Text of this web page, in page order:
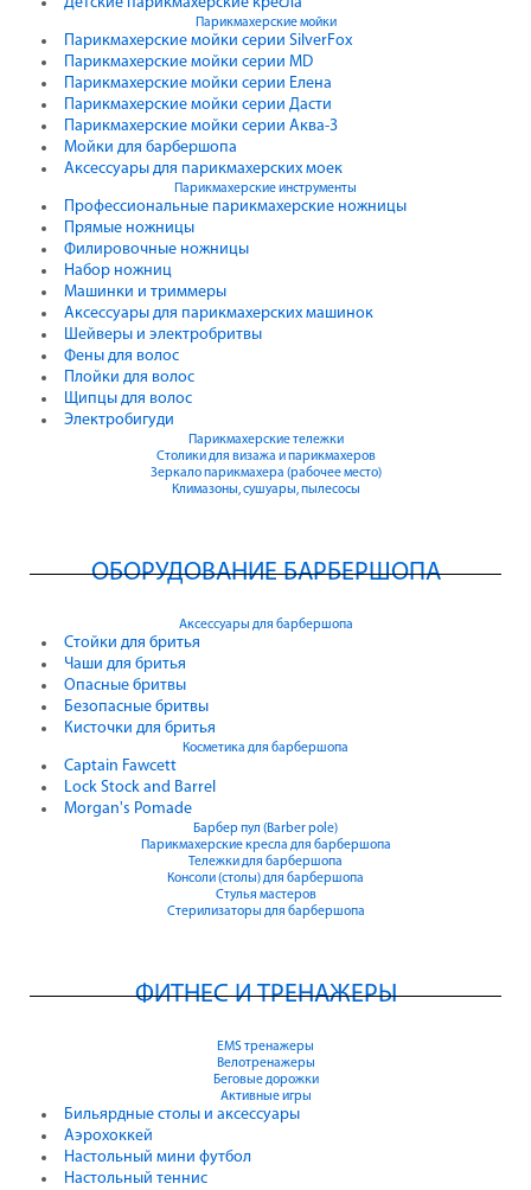
Парикмахерские мойки
Парикмахерские мойки серии SilverFox
Парикмахерские мойки серии MD
Парикмахерские мойки серии Елена
Парикмахерские мойки серии Дасти
Парикмахерские мойки серии Аква-3
Мойки для барбершопа
Аксессуары для парикмахерских моек
Парикмахерские инструменты
Профессиональные парикмахерские ножницы
Прямые ножницы
Филировочные ножницы
Набор ножниц
Машинки и триммеры
Аксессуары для парикмахерских машинок
Шейверы и электробритвы
Фены для волос
Плойки для волос
Щипцы для волос
Электробигуди
Парикмахерские тележки
Столики для визажа и парикмахеров
Зеркало парикмахера (рабочее место)
Климазоны, сушуары, пылесосы
ОБОРУДОВАНИЕ БАРБЕРШОПА
Аксессуары для барбершопа
Стойки для бритья
Чаши для бритья
Опасные бритвы
Безопасные бритвы
Кисточки для бритья
Косметика для барбершопа
Captain Fawcett
Lock Stock and Barrel
Morgan's Pomade
Барбер пул (Barber pole)
Парикмахерские кресла для барбершопа
Тележки для барбершопа
Консоли (столы) для барбершопа
Стулья мастеров
Стерилизаторы для барбершопа
ФИТНЕС И ТРЕНАЖЕРЫ
EMS тренажеры
Велотренажеры
Беговые дорожки
Активные игры
Бильярдные столы и аксессуары
Аэрохоккей
Настольный мини футбол
Настольный теннис